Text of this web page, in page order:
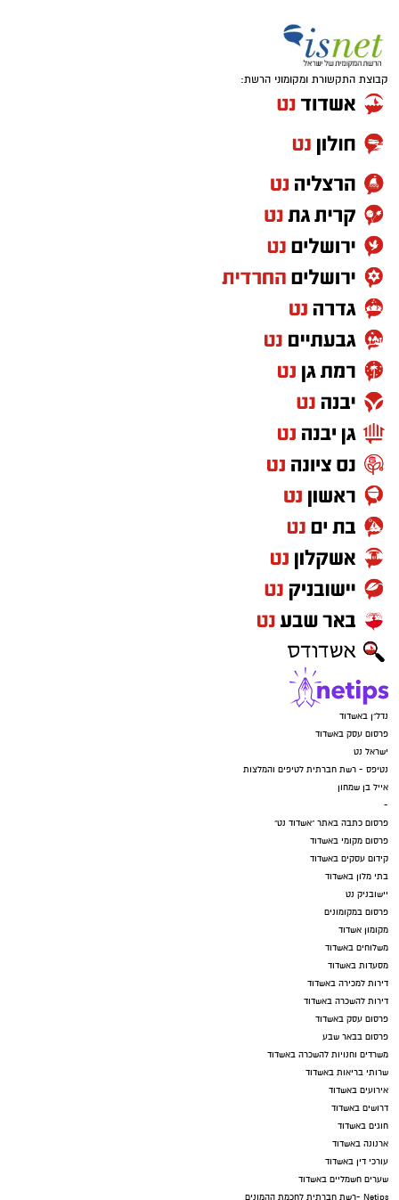
קבוצת התקשורת ומקומוני הרשת:
נדל"ן באשדוד
פרסום עסק באשדוד
ישראל נט
נטיפס - רשת חברתית לטיפים והמלצות
אייל בן שמחון
-
פרסום כתבה באתר "אשדוד נט"
פרסום מקומי באשדוד
קידום עסקים באשדוד
בתי מלון באשדוד
יישובניק נט
פרסום במקומונים
מקומון אשדוד
משלוחים באשדוד
מסעדות באשדוד
דירות למכירה באשדוד
דירות להשכרה באשדוד
פרסום עסק באשדוד
פרסום בבאר שבע
משרדים וחנויות להשכרה באשדוד
שרותי בריאות באשדוד
אירועים באשדוד
דרושים באשדוד
חוגים באשדוד
ארנונה באשדוד
עורכי דין באשדוד
שערים חשמליים באשדוד
Netips -רשת חברתית לחכמת ההמונים